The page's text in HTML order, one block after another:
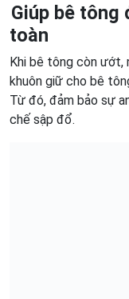
Giúp bê tông
toàn
Khi bê tông còn ướt,
khuôn giữ cho bê
Từ đó, đảm bảo sự
chế sập đổ.